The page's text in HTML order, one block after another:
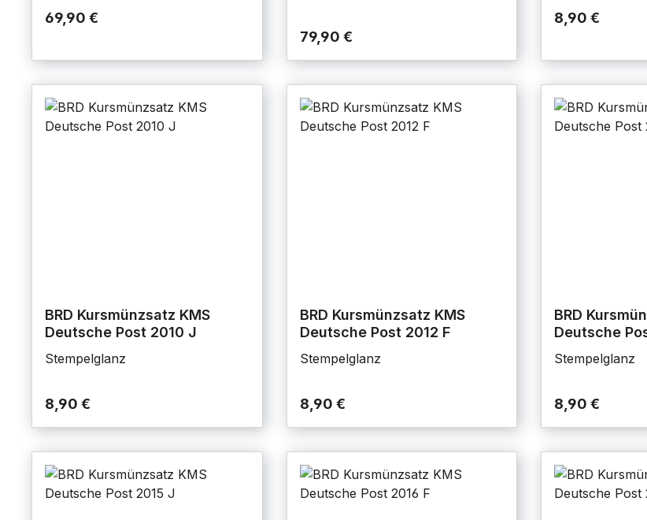
69,90 €
79,90 €
8,90 €
BRD Kursmünzsatz KMS
Deutsche Post 2010 J
Stempelglanz
8,90 €
BRD Kursmünzsatz KMS
Deutsche Post 2012 F
Stempelglanz
8,90 €
BRD
Deutsche
Stempelglanz
8,90 €